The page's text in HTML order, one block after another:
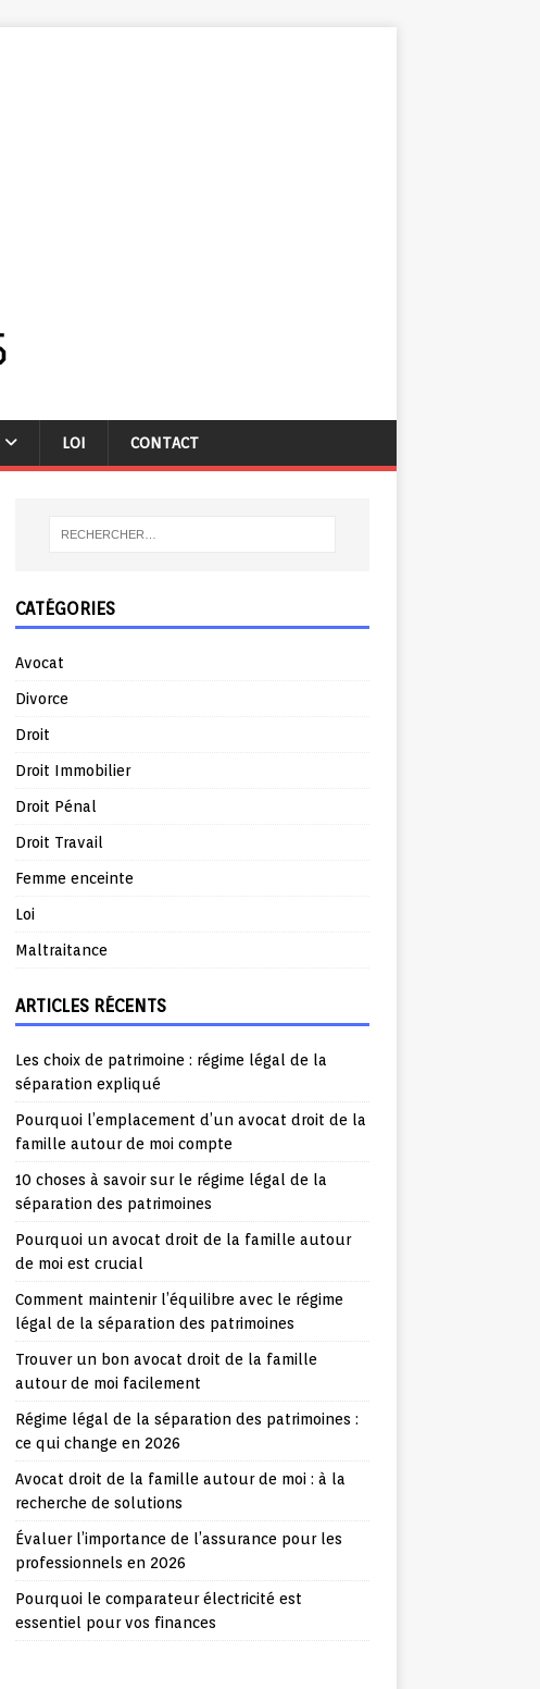
LOI CONTACT
CATÉGORIES
Avocat
Divorce
Droit
Droit Immobilier
Droit Pénal
Droit Travail
Femme enceinte
Loi
Maltraitance
ARTICLES RÉCENTS
Les choix de patrimoine : régime légal de la
séparation expliqué
Pourquoi l’emplacement d’un avocat droit de la
famille autour de moi compte
10 choses à savoir sur le régime légal de la
séparation des patrimoines
Pourquoi un avocat droit de la famille autour
de moi est crucial
Comment maintenir l’équilibre avec le régime
légal de la séparation des patrimoines
Trouver un bon avocat droit de la famille
autour de moi facilement
Régime légal de la séparation des patrimoines :
ce qui change en 2026
Avocat droit de la famille autour de moi : à la
recherche de solutions
Évaluer l’importance de l’assurance pour les
professionnels en 2026
Pourquoi le comparateur électricité est
essentiel pour vos finances